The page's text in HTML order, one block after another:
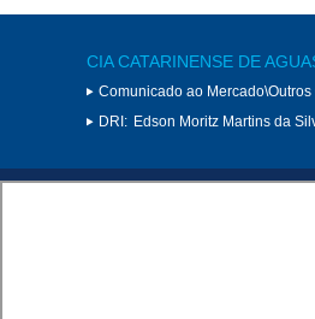
CIA CATARINENSE DE
Comunicado ao
DRI: Edson Moritz Martins da